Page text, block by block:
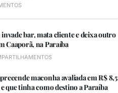
bar, mata cliente e deixa outro
Caaporã, na Paraíba
maconha avaliada em R$ 8,5
que tinha como destino a Paraíba